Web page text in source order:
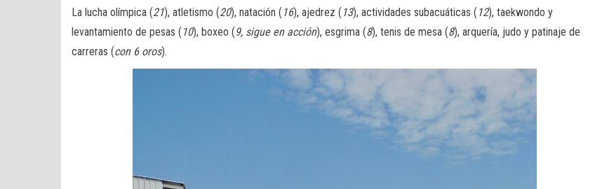
La lucha olímpica (21), atletismo (20), natación (16), ajedrez (13), actividades subacuáticas (12), taekwondo y
levantamiento de pesas (10), boxeo (9, sigue en acción), esgrima (8), tenis de mesa (8), arquería, judo y patinaje de
carreras (con 6 oros).